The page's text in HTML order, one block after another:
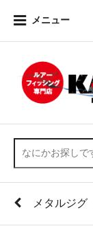
メニュー
メタルジグ